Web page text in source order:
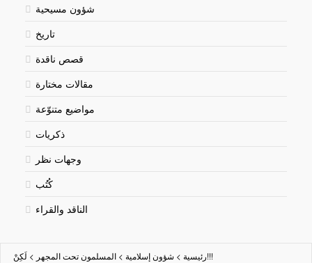
شؤون مسيحية
تاريخ
قصص ناقدة
مقالات مختارة
مواضيع متنوّعة
ذكريات
وجهات نظر
كُتُب
الناقد والقراء
رئيسية > شؤون إسلامية >المسلمون تحت المجهر > لَكِنْ!!!